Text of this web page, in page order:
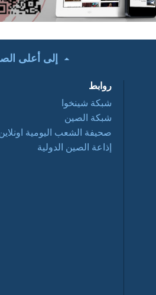
أفلام وثائقية: عصر
الهجرة العظمي 2016
03 29
تحت الأضواء: التعاون
أفلام وثائقية: عبور
إلى أعلى
روابط
شبكة شينخوا
شبكة الصين
صحيفة الشعب اليومية
إذاعة الصين الدولية